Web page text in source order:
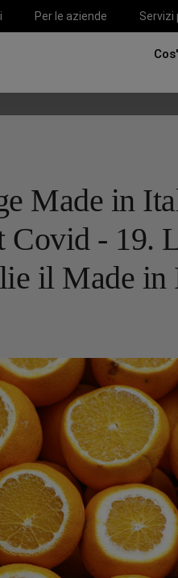
Per le aziende Servizi
Made in
Covid - 19.
il Made in